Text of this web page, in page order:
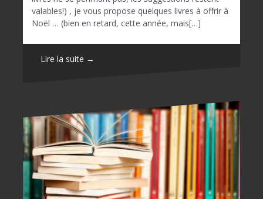
valables!) , je vous propose quelques livres à offrir à
Noël … (bien en retard, cette année, mais[…]
Lire la suite →